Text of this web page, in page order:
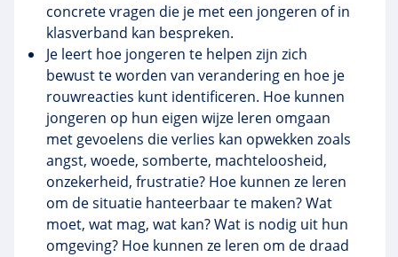
concrete vragen die je met een jongeren of in
klasverband kan bespreken.
Je leert hoe jongeren te helpen zijn zich
bewust te worden van verandering en hoe je
rouwreacties kunt identificeren. Hoe kunnen
jongeren op hun eigen wijze leren omgaan
met gevoelens die verlies kan opwekken zoals
angst, woede, somberte, machteloosheid,
onzekerheid, frustratie? Hoe kunnen ze leren
om de situatie hanteerbaar te maken? Wat
moet, wat mag, wat kan? Wat is nodig uit hun
omgeving? Hoe kunnen ze leren om de draad